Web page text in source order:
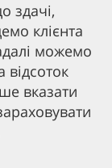
здачі,
клієнта
можемо
відсоток
вказати